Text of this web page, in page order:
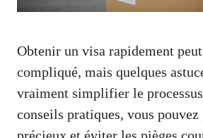
Obtenir un visa rapidement
compliqué, mais quelques
vraiment simplifier le
conseils pratiques, vous pouvez